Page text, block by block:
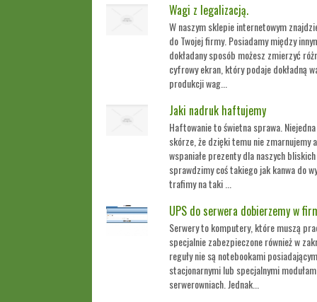
Wagi z legalizacją.
W naszym sklepie internetowym
do Twojej firmy. Posiadamy między
dokładany sposób możesz zmierzyć
cyfrowy ekran, który podaje dokładną
produkcji wag...
Jaki nadruk haftujemy
Haftowanie to świetna sprawa.
skórze, że dzięki temu nie zmarnujemy
wspaniałe prezenty dla naszych
sprawdzimy coś takiego jak kanwa do
trafimy na taki ...
UPS do serwera dobierzemy w
Serwery to komputery, które muszą
specjalnie zabezpieczone również w
reguły nie są notebookami
stacjonarnymi lub specjalnymi
serwerowniach. Jednak...